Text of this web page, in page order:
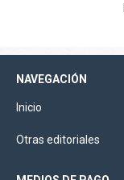
NAVEGACIÓN
Inicio
Otras editoriales